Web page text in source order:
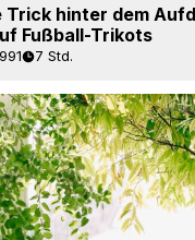
Trick hinter dem
Fußball-Trikots
991 7 Std.